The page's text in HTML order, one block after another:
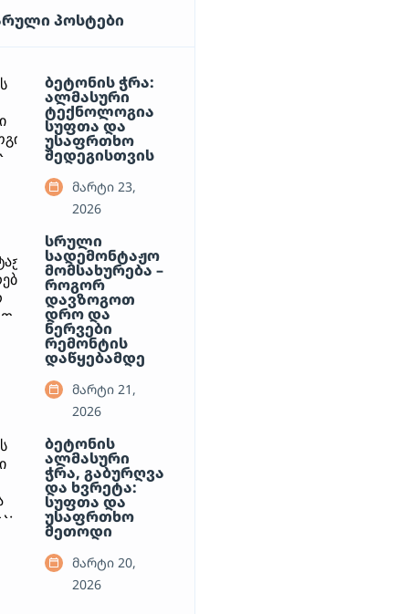
პოსტები
ბეტონის ჭრა:
ალმასური
ტექნოლოგია
სუფთა და
უსაფრთხო
შედეგისთვის
მარტი 23,
2026
სრული
სადემონტაჟო
მომსახურება –
როგორ
დავზოგოთ
დრო და
ნერვები
რემონტის
დაწყებამდე
მარტი 21,
2026
ბეტონის
ალმასური
ჭრა, გაბურღვა
და ხვრეტა:
სუფთა და
უსაფრთხო
მეთოდი
მარტი 20,
2026